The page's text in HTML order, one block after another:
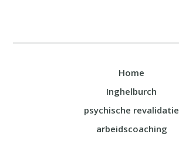
Home
Inghelburch
psychische revalidatie
arbeidscoaching